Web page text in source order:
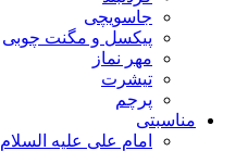
جاسویچی
پیکسل و مگنت چوبی
مهر نماز
تیشرت
پرچم
مناسبتی
امام علی علیه السلام